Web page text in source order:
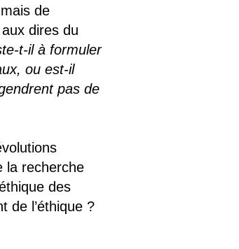
de
dires du
t-il à formuler
ou est-il
pas de
la recherche
des
de l’éthique ?